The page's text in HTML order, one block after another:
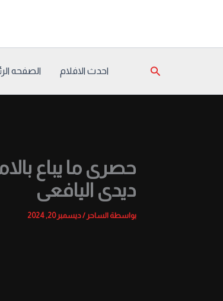
البحث احدث الافلام الصفحه
حصرى ما يباع
ديدى اليافعى
بواسطة الساحر/ديسمبر 20, 2024